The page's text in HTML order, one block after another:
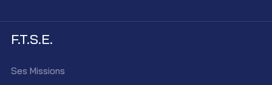
F.T.S.E.
Ses Missions